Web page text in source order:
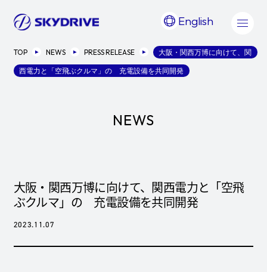
English
TOP NEWS PRESS RELEASE 大阪・関西万博に向けて、関
西電力と「空飛ぶクルマ」の 充電設備を共同開発
NEWS
大阪・関西万博に向けて、関西電力と「空飛
ぶクルマ」の 充電設備を共同開発
2023.11.07